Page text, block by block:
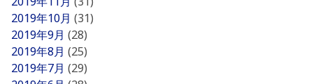
2019年10月 (31)
2019年9月 (28)
2019年8月 (25)
2019年7月 (29)